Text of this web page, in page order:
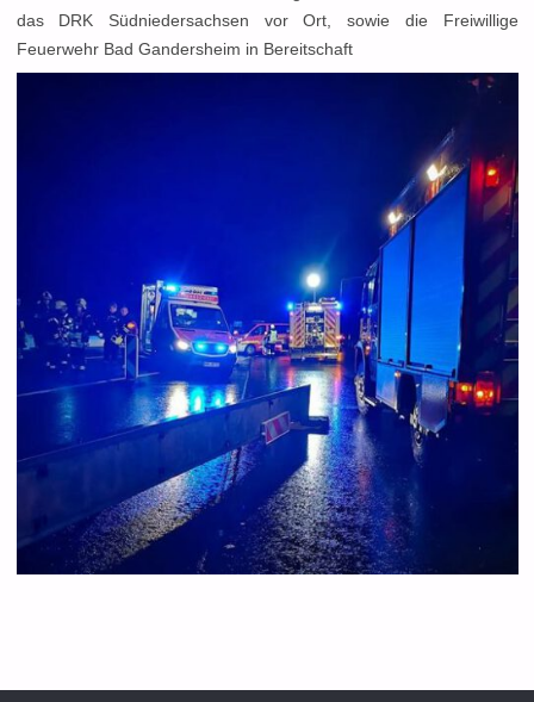
das DRK Südniedersachsen vor Ort, sowie die Freiwillige
Feuerwehr Bad Gandersheim in Bereitschaft